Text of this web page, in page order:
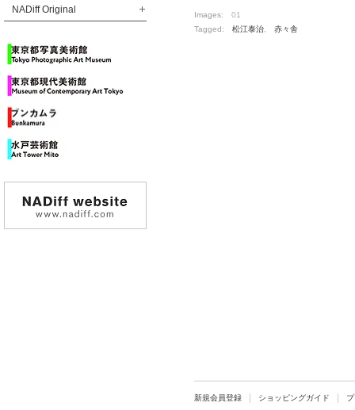
NADiff Original Images: 01
Tagged: 松江泰治 赤々舎
新規会員登録 ショッピングガイド